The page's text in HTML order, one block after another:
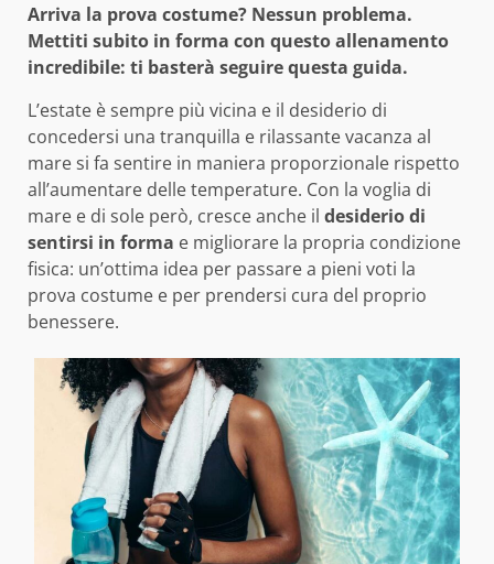
Arriva la prova costume? Nessun problema.
Mettiti subito in forma con questo allenamento
incredibile: ti basterà seguire questa guida.
L’estate è sempre più vicina e il desiderio di
concedersi una tranquilla e rilassante vacanza al
mare si fa sentire in maniera proporzionale rispetto
all’aumentare delle temperature. Con la voglia di
mare e di sole però, cresce anche il desiderio di
sentirsi in forma e migliorare la propria condizione
fisica: un’ottima idea per passare a pieni voti la
prova costume e per prendersi cura del proprio
benessere.